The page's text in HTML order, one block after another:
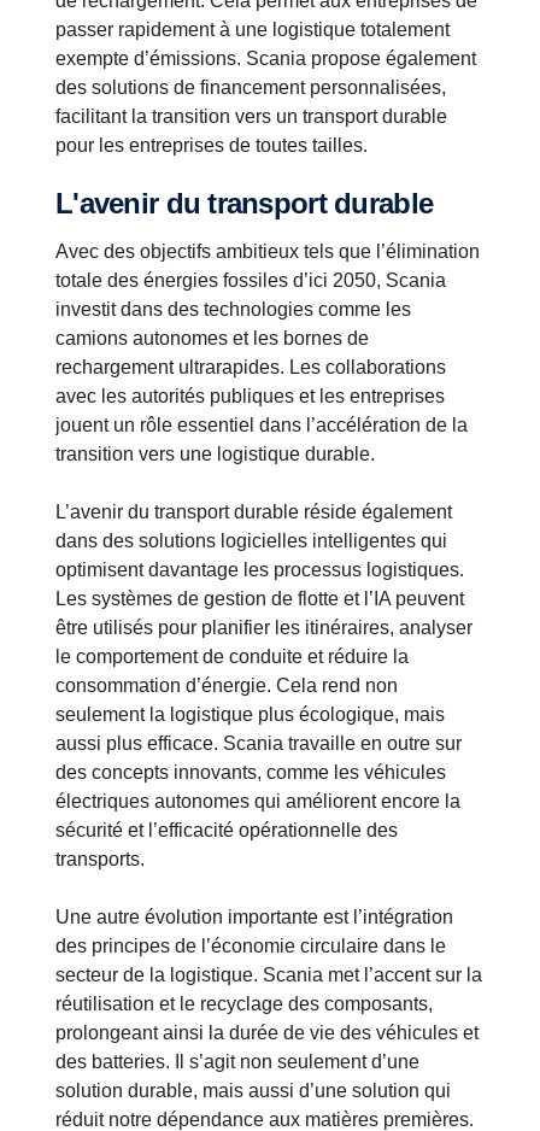
passer rapidement à une logistique totalement
exempte d’émissions. Scania propose également
des solutions de financement personnalisées,
facilitant la transition vers un transport durable
pour les entreprises de toutes tailles.
L'avenir du transport durable
Avec des objectifs ambitieux tels que l’élimination
totale des énergies fossiles d’ici 2050, Scania
investit dans des technologies comme les
camions autonomes et les bornes de
rechargement ultrarapides. Les collaborations
avec les autorités publiques et les entreprises
jouent un rôle essentiel dans l’accélération de la
transition vers une logistique durable.
L’avenir du transport durable réside également
dans des solutions logicielles intelligentes qui
optimisent davantage les processus logistiques.
Les systèmes de gestion de flotte et l’IA peuvent
être utilisés pour planifier les itinéraires, analyser
le comportement de conduite et réduire la
consommation d’énergie. Cela rend non
seulement la logistique plus écologique, mais
aussi plus efficace. Scania travaille en outre sur
des concepts innovants, comme les véhicules
électriques autonomes qui améliorent encore la
sécurité et l’efficacité opérationnelle des
transports.
Une autre évolution importante est l’intégration
des principes de l’économie circulaire dans le
secteur de la logistique. Scania met l’accent sur la
réutilisation et le recyclage des composants,
prolongeant ainsi la durée de vie des véhicules et
des batteries. Il s’agit non seulement d’une
solution durable, mais aussi d’une solution qui
réduit notre dépendance aux matières premières.